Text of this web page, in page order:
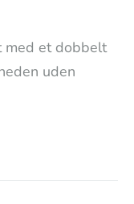
med et dobbelt
uden